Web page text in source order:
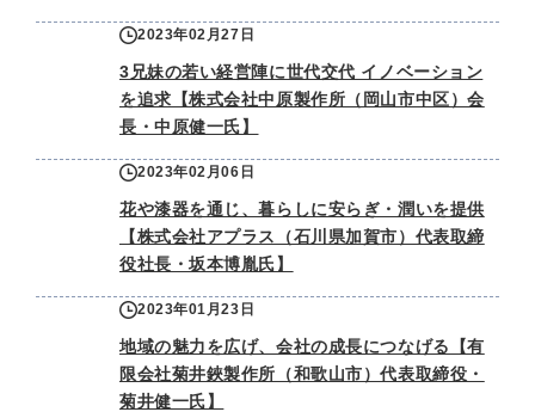
2023年02月27日
3兄妹の若い経営陣に世代交代 イノベーション
を追求【株式会社中原製作所（岡山市中区）会
長・中原健一氏】
2023年02月06日
花や漆器を通じ、暮らしに安らぎ・潤いを提供
【株式会社アプラス（石川県加賀市）代表取締
役社長・坂本博胤氏】
2023年01月23日
地域の魅力を広げ、会社の成長につなげる【有
限会社菊井鋏製作所（和歌山市）代表取締役・
菊井健一氏】